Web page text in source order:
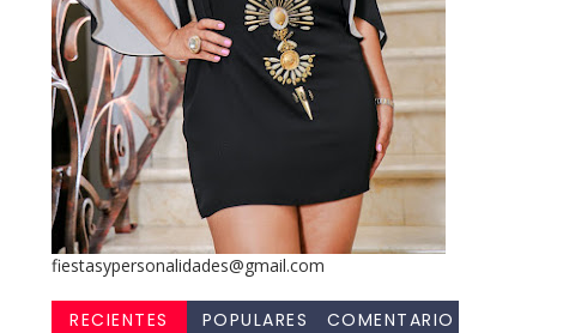
fiestasypersonalidades@gmail.com
RECIENTES POPULARES
COMENTARIO